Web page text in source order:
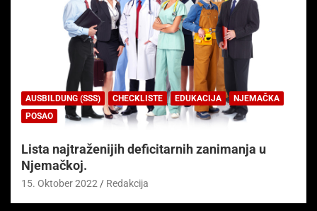
AUSBILDUNG (SSS) CHECKLISTE EDUKACIJA
NJEMAČKA
POSAO
Lista najtraženijih deficitarnih zanimanja u
Njemačkoj.
15. Oktober 2022 Redakcija